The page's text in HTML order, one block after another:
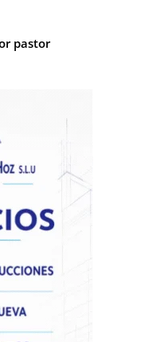
pastor